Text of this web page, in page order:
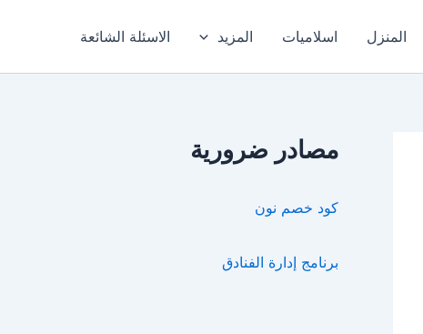
المنزل اسلاميات المزيد الاسئلة الشائعة
مصادر ضرورية
كود خصم نون
برنامج إدارة الفنادق